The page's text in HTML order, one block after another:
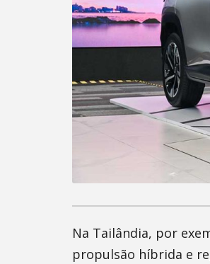
Na Tailândia, por
propulsão híbrida e